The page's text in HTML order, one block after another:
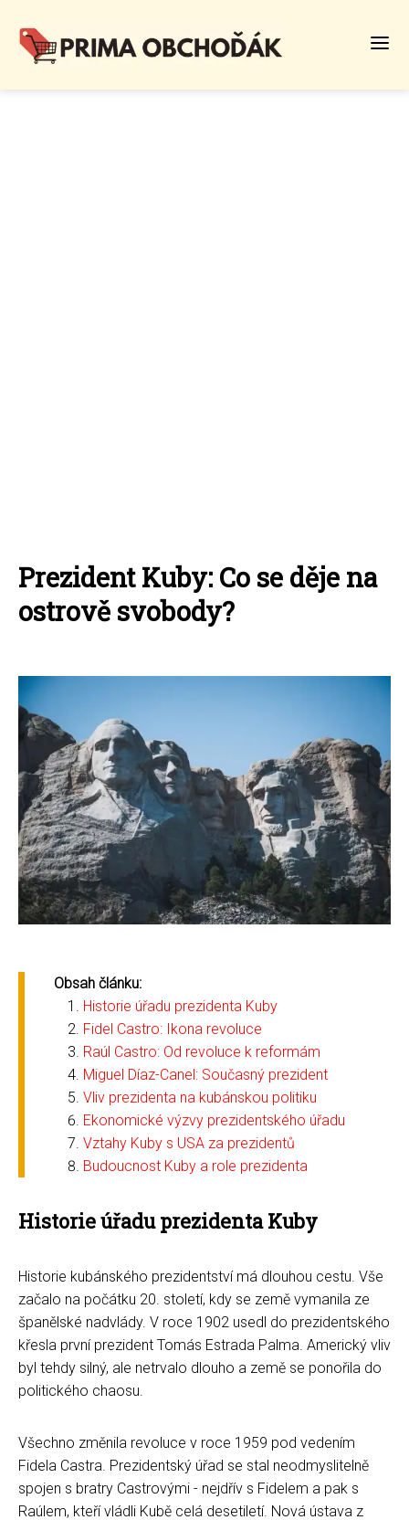
Prezident Kuby: Co se děje na
ostrově svobody?
Obsah článku:
Historie úřadu prezidenta Kuby
Fidel Castro: Ikona revoluce
Raúl Castro: Od revoluce k reformám
Miguel Díaz-Canel: Současný prezident
Vliv prezidenta na kubánskou politiku
Ekonomické výzvy prezidentského úřadu
Vztahy Kuby s USA za prezidentů
Budoucnost Kuby a role prezidenta
Historie úřadu prezidenta Kuby
Historie kubánského prezidentství má dlouhou cestu. Vše
začalo na počátku 20. století, kdy se země vymanila ze
španělské nadvlády. V roce 1902 usedl do prezidentského
křesla první prezident Tomás Estrada Palma. Americký vliv
byl tehdy silný, ale netrvalo dlouho a země se ponořila do
politického chaosu.
Všechno změnila revoluce v roce 1959 pod vedením
Fidela Castra. Prezidentský úřad se stal neodmyslitelně
spojen s bratry Castrovými - nejdřív s Fidelem a pak s
Raúlem, kteří vládli Kubě celá desetiletí. Nová ústava z